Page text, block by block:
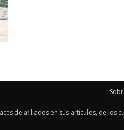
de afiliados en sus artículos, de los